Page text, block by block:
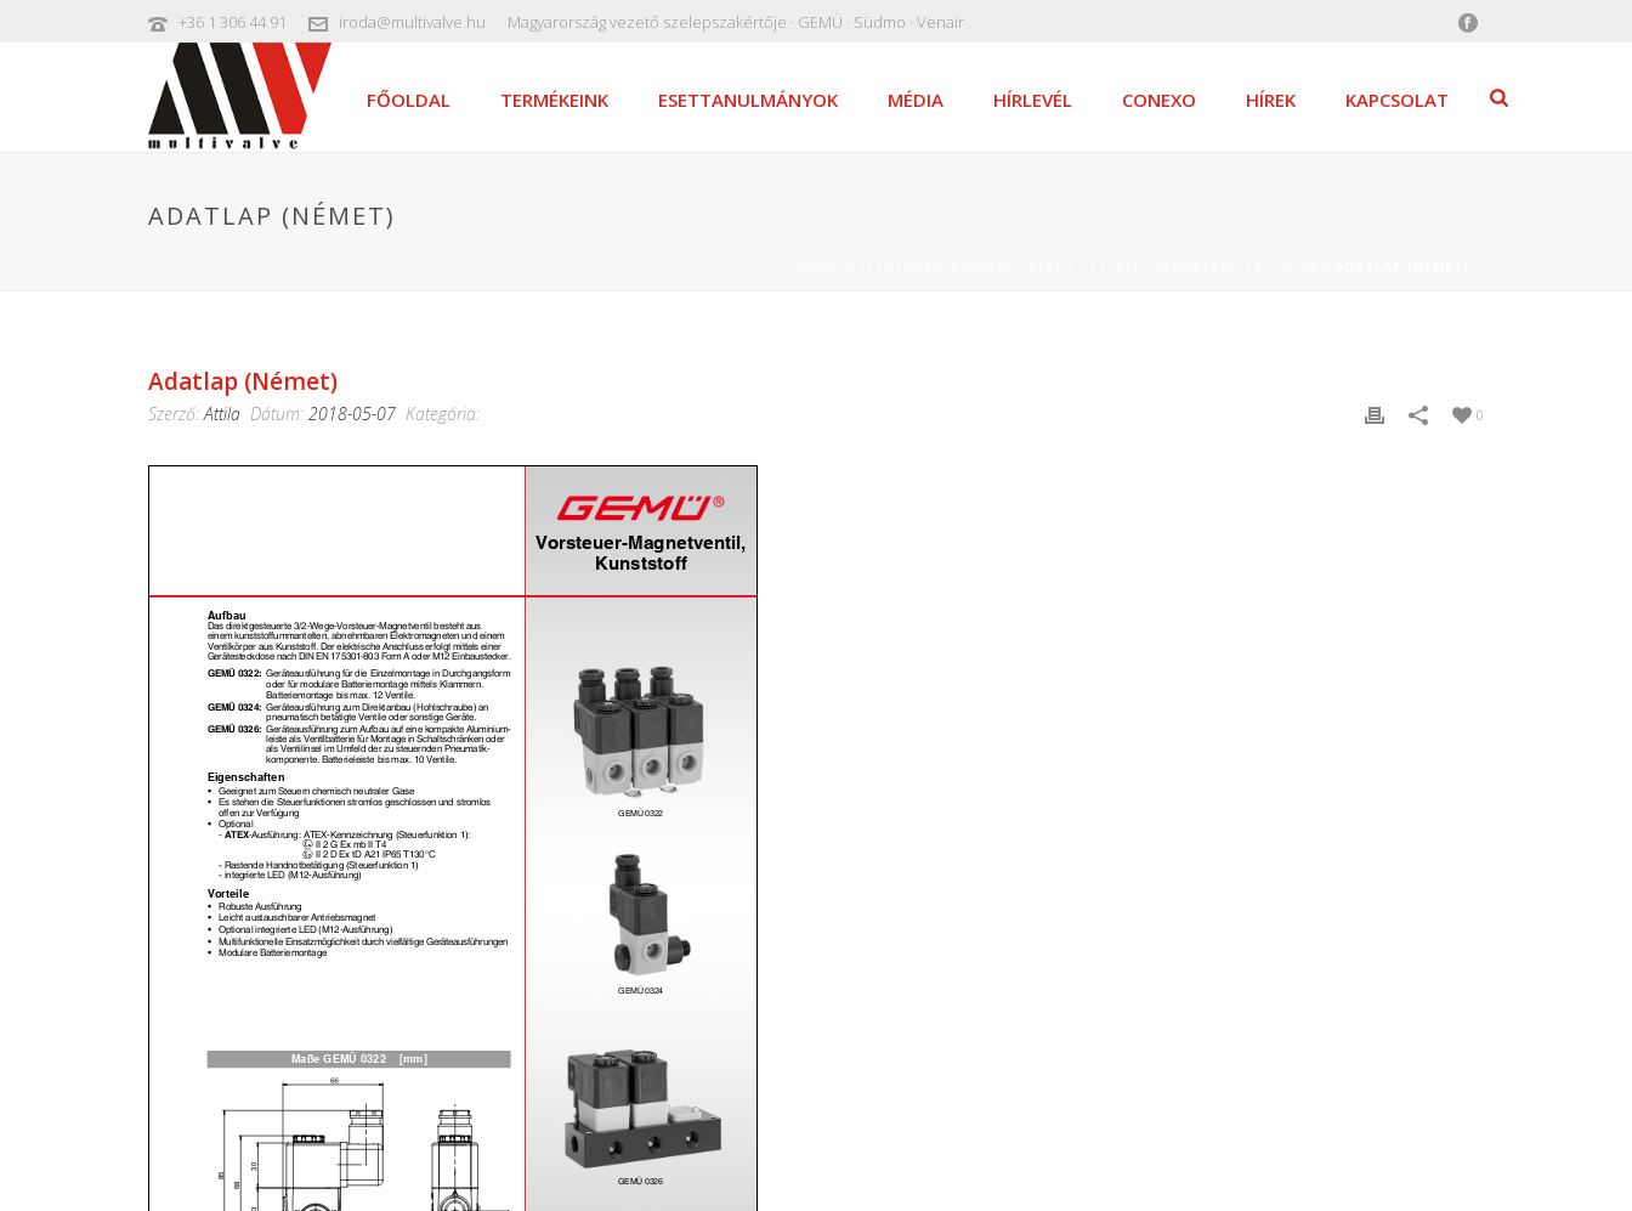
+36 1 306 44 91 iroda@multivalve.hu Magyarország vezető szelepszakértője · GEMÜ · Südmo · Venair
FŐOLDAL TERMÉKEINK ESETTANULMÁNYOK MÉDIA HÍRLEVÉL CONEXO HÍREK KAPCSOLAT
ADATLAP (NÉMET)
Adatlap (német)
Szerző:Attila Dátum: 2018-05-07 Kategória: 0